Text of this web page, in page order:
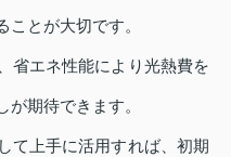
とが大切です。
省エネ性能により光熱費を
期待できます。
て上手に活用すれば、初期